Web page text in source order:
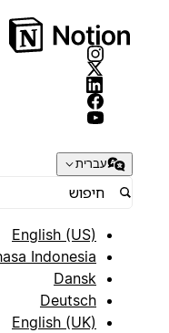
עברית
English (US)
Bahasa Indonesia
Dansk
Deutsch
English (UK)